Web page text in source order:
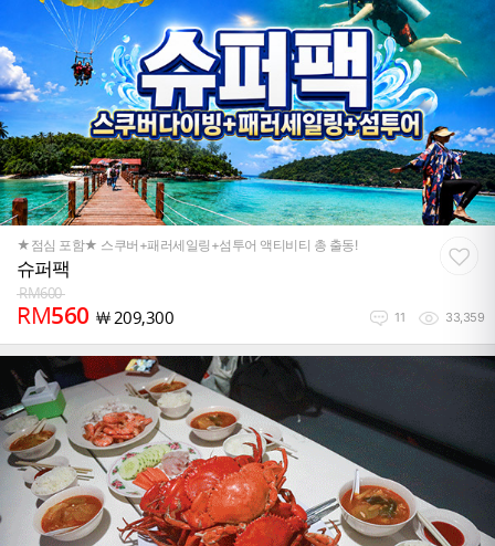
★점심 포함★ 스쿠버+패러세일링+섬투어 액티비티 총 출동!
슈퍼팩
RM600
RM560 ￦209,300 11 33,359